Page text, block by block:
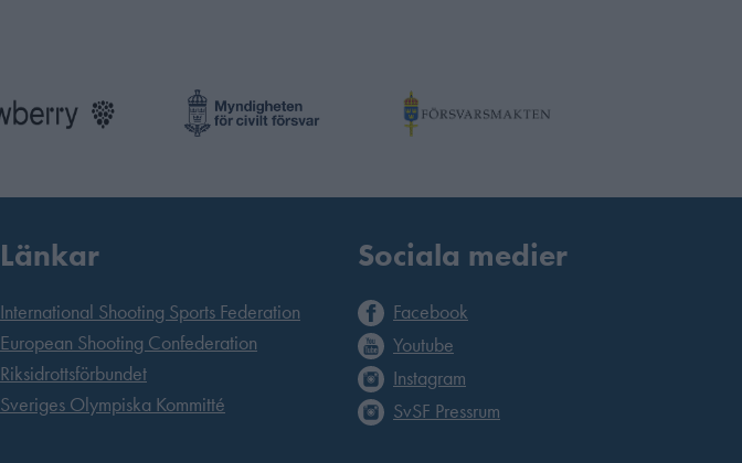
Länkar
International Shooting Sports Federation
European Shooting Confederation
Riksidrottsförbundet
Sveriges Olympiska Kommitté
Sociala medier
Facebook
Youtube
Instagram
SvSF Pressrum